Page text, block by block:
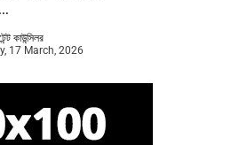
কাউন্সিলর
17 March, 2026